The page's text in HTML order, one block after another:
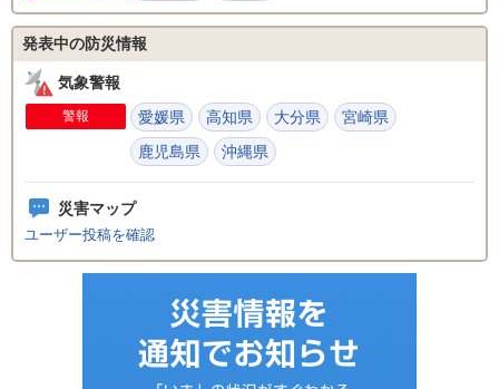
発表中の防災情報
気象警報
警報 愛媛県 高知県 大分県
宮崎県
鹿児島県
沖縄県
災害マップ
ユーザー投稿を確認